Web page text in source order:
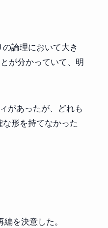
論理において大き
が分かっていて、明
があったが、どれも
形を持てなかった
を決意した。